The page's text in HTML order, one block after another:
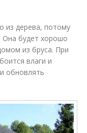
из дерева, потому
Она будет хорошо
из бруса. При
влаги и
обновлять